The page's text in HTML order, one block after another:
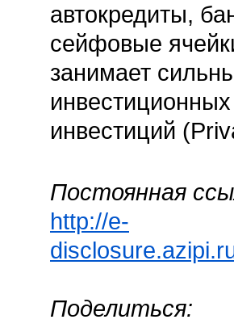
автокредиты,
сейфовые
занимает
инвестиций
Постоянная
http://e-
Поделиться: